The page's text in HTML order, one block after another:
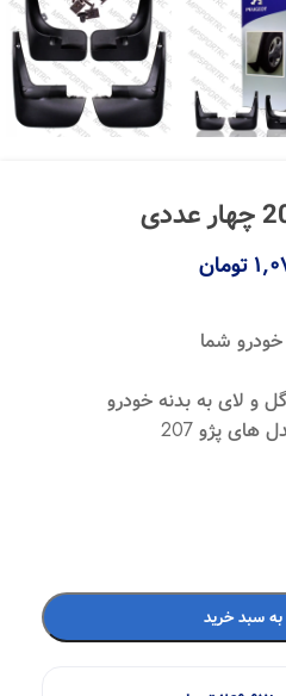
تومان
خودرو شما
و لای به بدنه خودرو
پژو 207
به سبد خرید